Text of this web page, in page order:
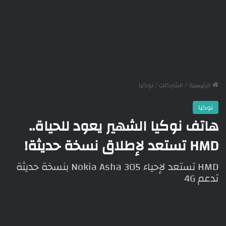
الرئيسية/ الشركات/نوكيا
نوكيا
هاتف نوكيا الشهير يعود للحياة..
HMD تستعد لإطلاق نسخة حديثة!
HMD تستعد لإحياء Nokia Asha 305 بنسخة حديثة
تدعم 4G